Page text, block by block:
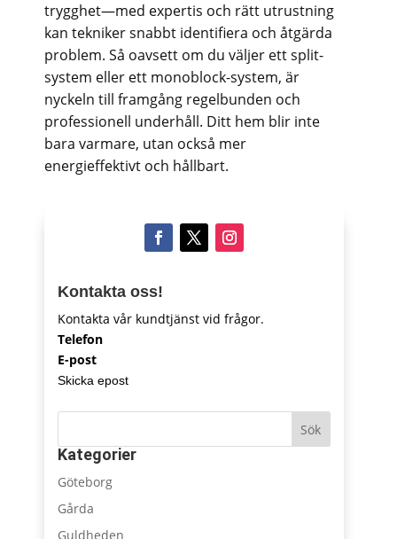
trygghet—med expertis och rätt utrustning
kan tekniker snabbt identifiera och åtgärda
problem. Så oavsett om du väljer ett split-
system eller ett monoblock-system, är
nyckeln till framgång regelbunden och
professionell underhåll. Ditt hem blir inte
bara varmare, utan också mer
energieffektivt och hållbart.
Kontakta oss!
Kontakta vår kundtjänst vid frågor.
Telefon
E-post
Skicka epost
Sök
Kategorier
Göteborg
Gårda
Guldheden